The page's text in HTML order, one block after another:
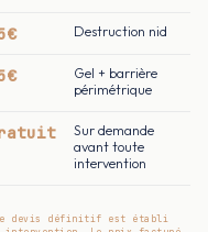
Destruction nid
Gel + barrière
périmétrique
Sur demande
avant toute
intervention
devis définitif est établi